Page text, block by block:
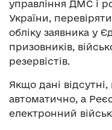
управління ДМС і
України,
обліку заявника у
призовників,
резервістів.
Якщо дані
автоматично, а
електронний